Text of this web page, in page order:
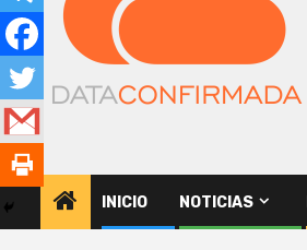
INICIO NOTICIAS